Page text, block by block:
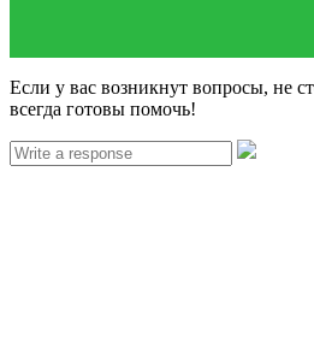
Если у вас возникнут вопросы, не
всегда готовы помочь!